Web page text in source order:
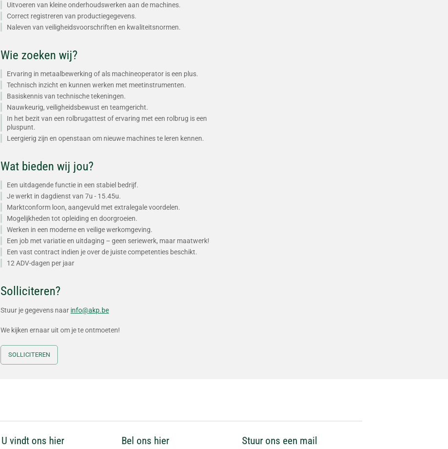
Uitvoeren van kleine onderhoudswerken aan de machines.
Correct registreren van productiegegevens.
Naleven van veiligheidsvoorschriften en kwaliteitsnormen.
Wie zoeken wij?
Ervaring in metaalbewerking of als machineoperator is een plus.
Technisch inzicht en kunnen werken met meetinstrumenten.
Basiskennis van technische tekeningen.
Nauwkeurig, veiligheidsbewust en teamgericht.
In het bezit van een rolbrugattest of ervaring met een rolbrug is een
pluspunt.
Leergierig zijn en openstaan om nieuwe machines te leren kennen.
Wat bieden wij jou?
Een uitdagende functie in een stabiel bedrijf.
Je werkt in dagdienst van 7u - 15.45u.
Marktconform loon, aangevuld met extralegale voordelen.
Mogelijkheden tot opleiding en doorgroeien.
Werken in een moderne en veilige werkomgeving.
Een job met variatie en uitdaging – geen seriewerk, maar maatwerk!
Een vast contract indien je over de juiste competenties beschikt.
12 ADV-dagen per jaar
Solliciteren?
Stuur je gegevens naar info@akp.be
We kijken ernaar uit om je te ontmoeten!
SOLLICITEREN
U vindt ons hier Bel ons hier Stuur ons een mail